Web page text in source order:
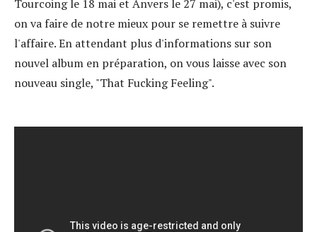
Tourcoing le 18 mai et Anvers le 27 mai), c'est promis,
on va faire de notre mieux pour se remettre à suivre
l'affaire. En attendant plus d'informations sur son
nouvel album en préparation, on vous laisse avec son
nouveau single, "That Fucking Feeling".